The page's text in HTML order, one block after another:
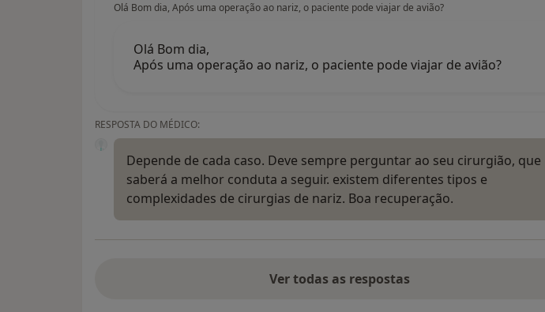
Olá Bom dia, Após uma operação ao nariz, o paciente pode viajar de avião?
Olá Bom dia,
Após uma operação ao nariz, o paciente pode viajar de avião?
RESPOSTA DO MÉDICO:
Depende de cada caso. Deve sempre perguntar ao seu cirurgião, que
saberá a melhor conduta a seguir. existem diferentes tipos e
complexidades de cirurgias de nariz. Boa recuperação.
Ver todas as respostas